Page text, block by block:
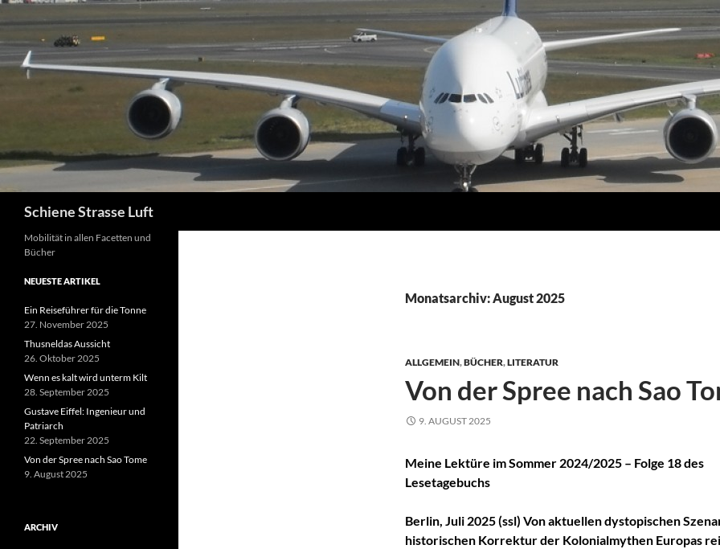
Zum
Inhalt
springen
Schiene Strasse Luft
Monatsarchiv: August 2025
ALLGEMEIN,BÜCHER,LITERATUR
Von der Spree nach Sao
9. AUGUST 2025
Meine Lektüre im Sommer 2024/2025 – Folge 18 des
Lesetagebuchs
Berlin, Juli 2025 (ssl) Von aktuellen dystopischen
historischen Korrektur der Kolonialmythen Europas
Mobilität in allen Facetten und
Bücher
NEUESTE ARTIKEL
Ein Reiseführer für die Tonne
27. November 2025
Thusneldas Aussicht
26. Oktober 2025
Wenn es kalt wird unterm Kilt
28. September 2025
Gustave Eiffel: Ingenieur und
Patriarch
22. September 2025
Von der Spree nach Sao Tome
9. August 2025
ARCHIV